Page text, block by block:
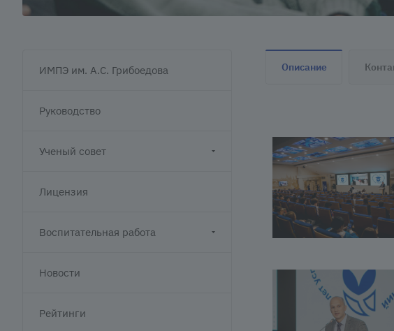
Описание
ИМПЭ им. А.С. Грибоедова
Руководство
Ученый совет
Лицензия
Воспитательная работа
Новости
Рейтинги